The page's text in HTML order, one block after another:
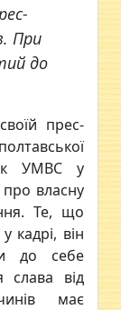
При
до
прес-
УМВС у
про власну
Те, що
кадрі, він
до себе
слава від
має